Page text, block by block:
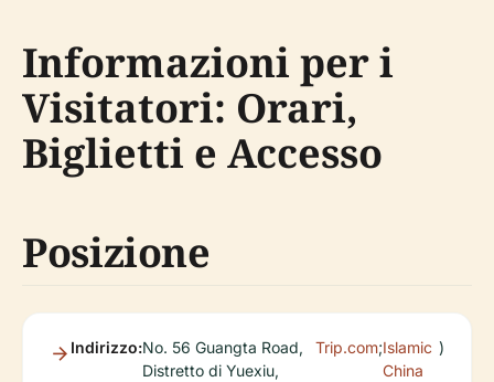
Informazioni per i
Visitatori: Orari,
Biglietti e Accesso
Posizione
Indirizzo:No. 56 Guangta Road,
Distretto di Yuexiu,
Trip.com;Islamic
China
)